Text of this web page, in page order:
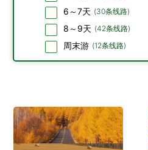
6～7天 (30条线路)
8～9天 (42条线路)
周末游 (12条线路)